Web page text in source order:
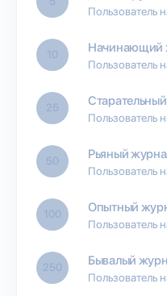
Пользователь
10 Начинающий
Пользователь
25
Пользователь
50 Рьяный
Пользователь
100 Опытный
Пользователь
250 Бывалый
Пользователь